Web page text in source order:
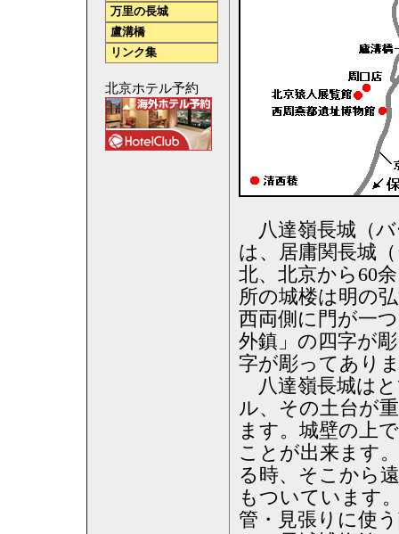
八達嶺長城（
は、居庸関長城
北、北京から60
所の城楼は明の
西両側に門が一
外鎮」の四字が
字が彫ってあり
八達嶺長城はと
ル、その土台が
ます。城壁の上
ことが出来ます
る時、そこから
もついています
管・見張りに使
万里の長城
盧溝橋
リンク集
北京ホテル予約